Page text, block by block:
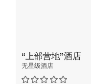
“上部营地”酒店
无星级酒店